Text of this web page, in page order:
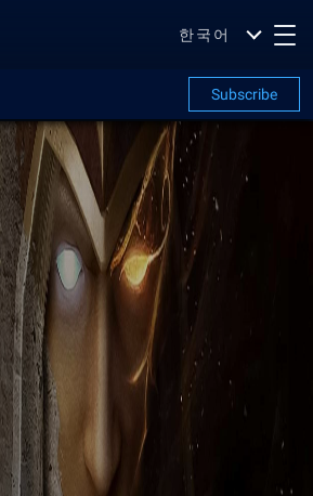
한국어
Subscribe